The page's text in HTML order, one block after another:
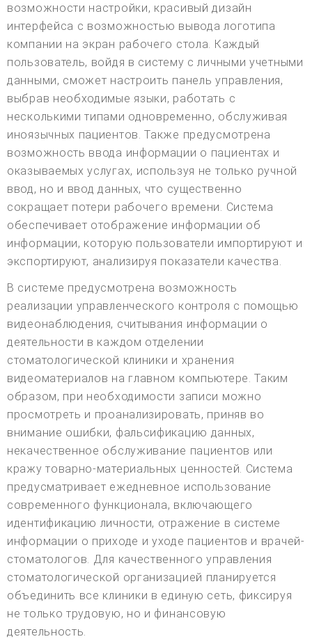
возможности настройки, красивый дизайн
интерфейса с возможностью вывода логотипа
компании на экран рабочего стола. Каждый
пользователь, войдя в систему с личными учетными
данными, сможет настроить панель управления,
выбрав необходимые языки, работать с
несколькими типами одновременно, обслуживая
иноязычных пациентов. Также предусмотрена
возможность ввода информации о пациентах и
оказываемых услугах, используя не только ручной
ввод, но и ввод данных, что существенно
сокращает потери рабочего времени. Система
обеспечивает отображение информации об
информации, которую пользователи импортируют и
экспортируют, анализируя показатели качества.
В системе предусмотрена возможность
реализации управленческого контроля с помощью
видеонаблюдения, считывания информации о
деятельности в каждом отделении
стоматологической клиники и хранения
видеоматериалов на главном компьютере. Таким
образом, при необходимости записи можно
просмотреть и проанализировать, приняв во
внимание ошибки, фальсификацию данных,
некачественное обслуживание пациентов или
кражу товарно-материальных ценностей. Система
предусматривает ежедневное использование
современного функционала, включающего
идентификацию личности, отражение в системе
информации о приходе и уходе пациентов и врачей-
стоматологов. Для качественного управления
стоматологической организацией планируется
объединить все клиники в единую сеть, фиксируя
не только трудовую, но и финансовую
деятельность.